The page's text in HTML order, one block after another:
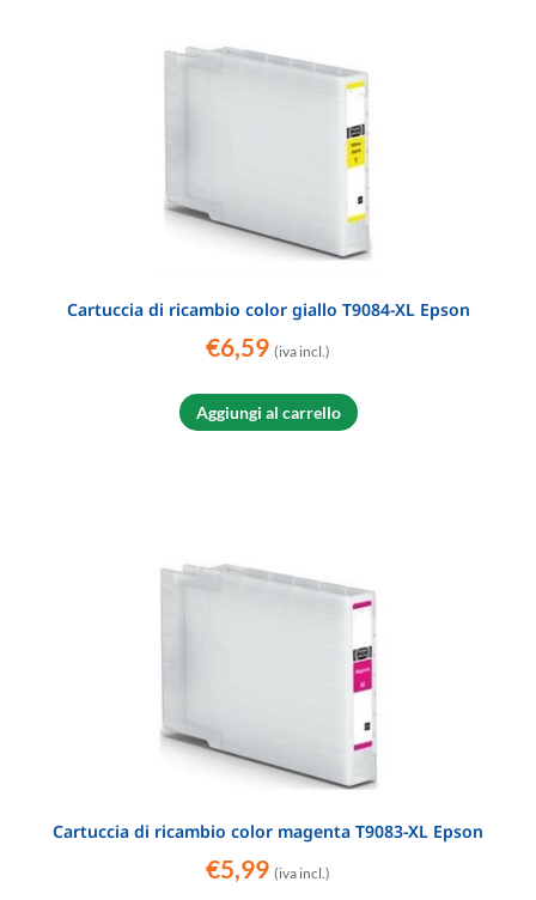
Cartuccia di ricambio color giallo T9084-XL Epson
€6,59 (iva incl.)
Aggiungi al carrello
Cartuccia di ricambio color magenta T9083-XL Epson
€5,99 (iva incl.)